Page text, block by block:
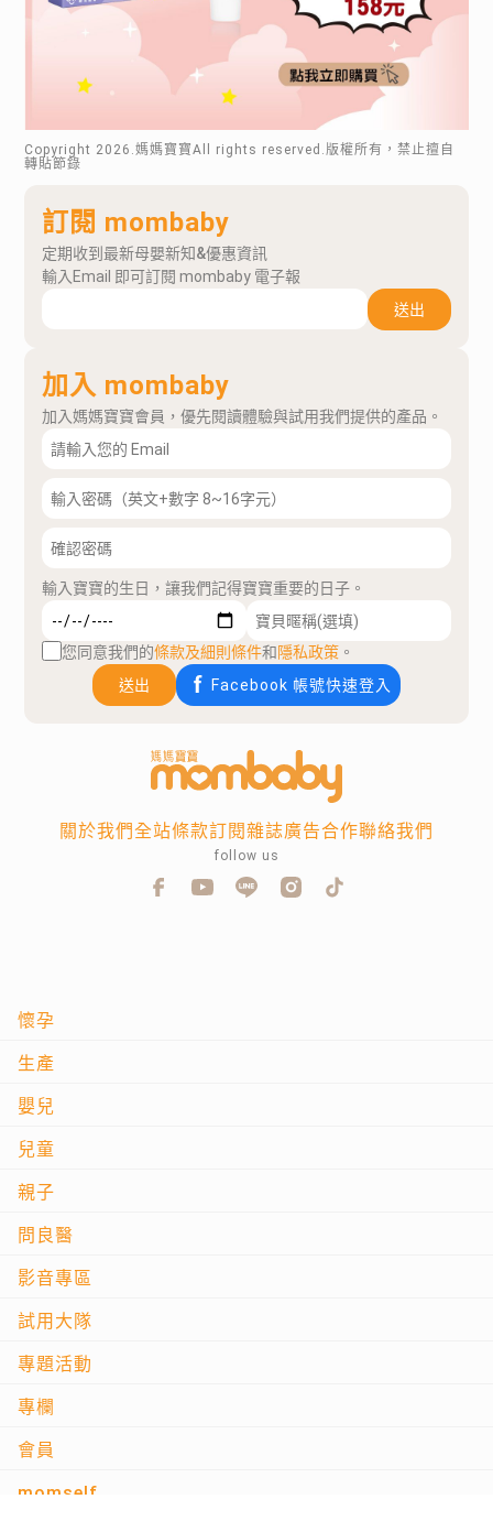
Copyright 2026 .媽媽寶寶All rights reserved.版權所有，禁止擅自
轉貼節錄
訂閱 mombaby
定期收到最新母嬰新知&優惠資訊
輸入Email 即可訂閱 mombaby 電子報
送出
加入 mombaby
加入媽媽寶寶會員，優先閱讀體驗與試用我們提供的產品。
輸入寶寶的生日，讓我們記得寶寶重要的日子。
您同意我們的條款及細則條件和隱私政策 。
送出
Facebook 帳號快速登入
懷孕
生產
嬰兒
兒童
親子
問良醫
影音專區
試用大隊
專題活動
專欄
會員
momself
關於我們全站條款訂閱雜誌廣告合作聯絡我們
follow us